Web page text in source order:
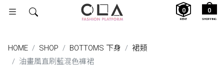
SHOPPING
0
RENT
0
HOME SHOP BOTTOMS 下身
裙類
油畫風直刷藍混色褲裙